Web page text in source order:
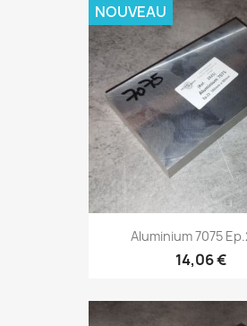
Aluminium 7075
14,06 €
NOUVEAU